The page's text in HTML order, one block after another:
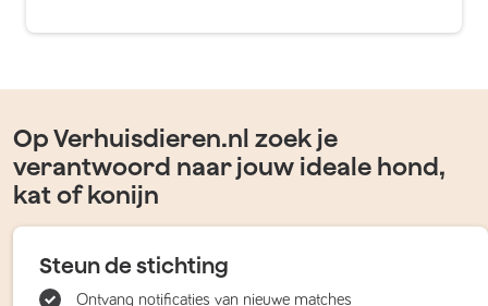
Op Verhuisdieren.nl zoek je
verantwoord naar jouw ideale hond,
kat of konijn
Steun de stichting
Ontvang notificaties van nieuwe matches